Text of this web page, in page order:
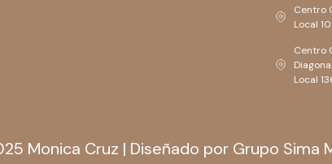
Centro
Local
Centro
Local
Monica Cruz | Diseñado por Grupo Sima